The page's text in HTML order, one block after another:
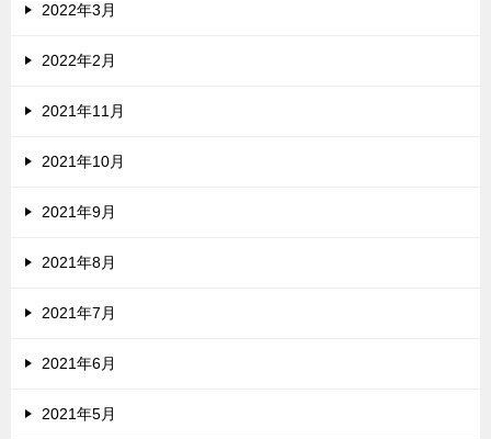
2022年3月
2022年2月
2021年11月
2021年10月
2021年9月
2021年8月
2021年7月
2021年6月
2021年5月